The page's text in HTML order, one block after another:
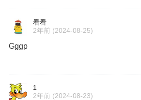
看看
2年前 (2024-08-25)
Gggp
1
2年前 (2024-08-23)